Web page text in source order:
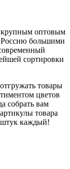
крупным оптовым
большими
сортировки
товары
цветов
собрать вам
товара
штук каждый!